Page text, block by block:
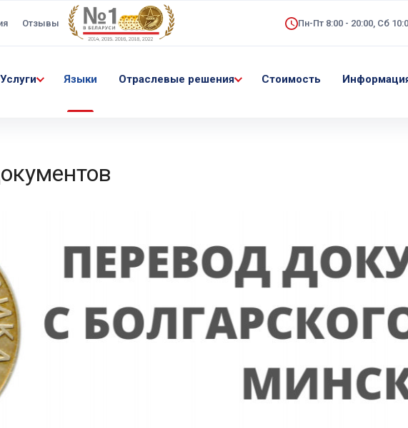
Отзывы ... Пн-Пт 8:00 - 20:00, Сб
Услуги Языки Отраслевые решения Стоимость